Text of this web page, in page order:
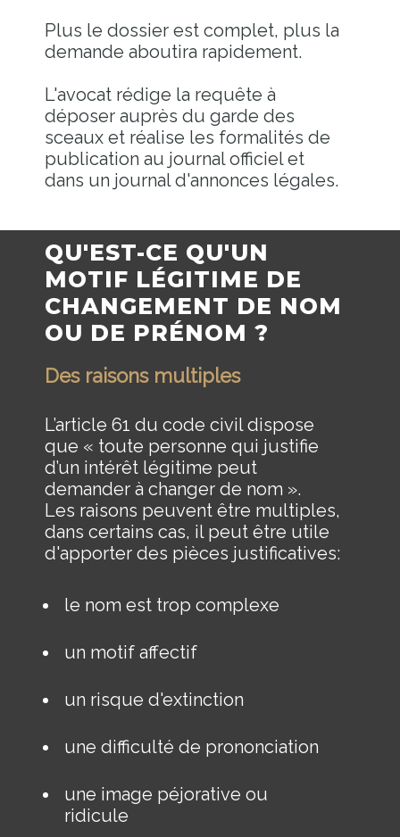
Plus le dossier est complet, plus la
demande aboutira rapidement.
L'avocat rédige la requête à
déposer auprès du garde des
sceaux et réalise les formalités de
publication au journal officiel et
dans un journal d'annonces légales.
QU'EST-CE QU'UN
MOTIF LÉGITIME DE
CHANGEMENT DE NOM
OU DE PRÉNOM ?
Des raisons multiples
L’article 61 du code civil dispose
que « toute personne qui justifie
d’un intérêt légitime peut
demander à changer de nom ».
Les raisons peuvent être multiples,
dans certains cas, il peut être utile
d'apporter des pièces justificatives:
le nom est trop complexe
un motif affectif
un risque d'extinction
une difficulté de prononciation
une image péjorative ou
ridicule